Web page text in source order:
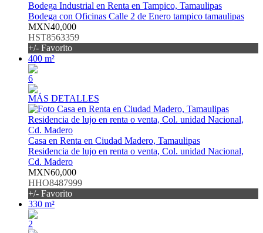
Bodega Industrial en Renta en Tampico, Tamaulipas
Bodega con Oficinas Calle 2 de Enero tampico tamaulipas
MXN40,000
HST8563359
+/- Favorito
400 m²
6
MÁS DETALLES
Casa en Renta en Ciudad Madero, Tamaulipas
Residencia de lujo en renta o venta, Col. unidad Nacional,
Cd. Madero
MXN60,000
HHO8487999
+/- Favorito
330 m²
2